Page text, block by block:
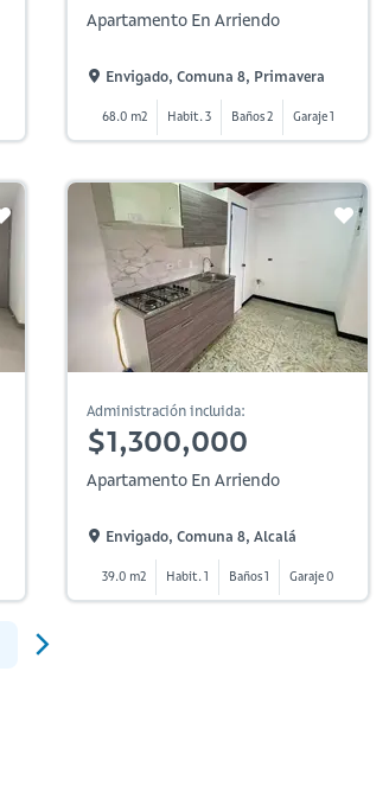
Apartamento En Arriendo
Envigado, Comuna 8, Primavera
68.0 m2 Habit. 3 Baños 2 Garaje 1
Administración incluida:
$1,300,000
Apartamento En Arriendo
Envigado, Comuna 8, Alcalá
39.0 m2 Habit. 1 Baños 1 Garaje 0